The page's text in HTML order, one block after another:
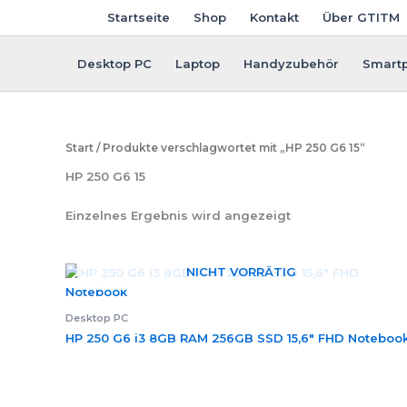
Startseite Shop Kontakt Über GTITM
Desktop PC Laptop Handyzubehör
Start / Produkte verschlagwortet mit „HP 250 G6 15“
HP 250 G6 15
Einzelnes Ergebnis wird angezeigt
NICHT VORRÄTIG
Desktop PC
HP 250 G6 i3 8GB RAM 256GB SSD 15,6″ FHD